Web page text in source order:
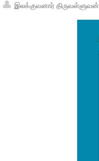
இலக்குவனார் திருவள்ளுவன்